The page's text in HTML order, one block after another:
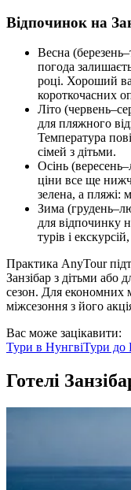
Відпочинок на
Весна
погода
році. Хороший
короткочасних
Літо
для пляжного
Температура
сімей з дітьми.
Осінь
ціни все ще
зелена, а пляжі:
Зима
для відпочинку
турів і
Практика AnyTour
Занзібар з дітьми або
сезон. Для економних
міжсезоння з його
Вас може зацікавити:
Тури в НунгвіТури до
Готелі